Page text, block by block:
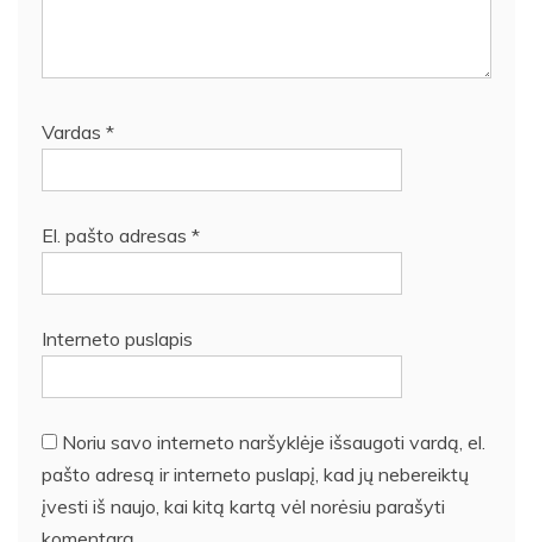
Vardas *
El. pašto adresas *
Interneto puslapis
Noriu savo interneto naršyklėje išsaugoti vardą, el.
pašto adresą ir interneto puslapį, kad jų nebereiktų
įvesti iš naujo, kai kitą kartą vėl norėsiu parašyti